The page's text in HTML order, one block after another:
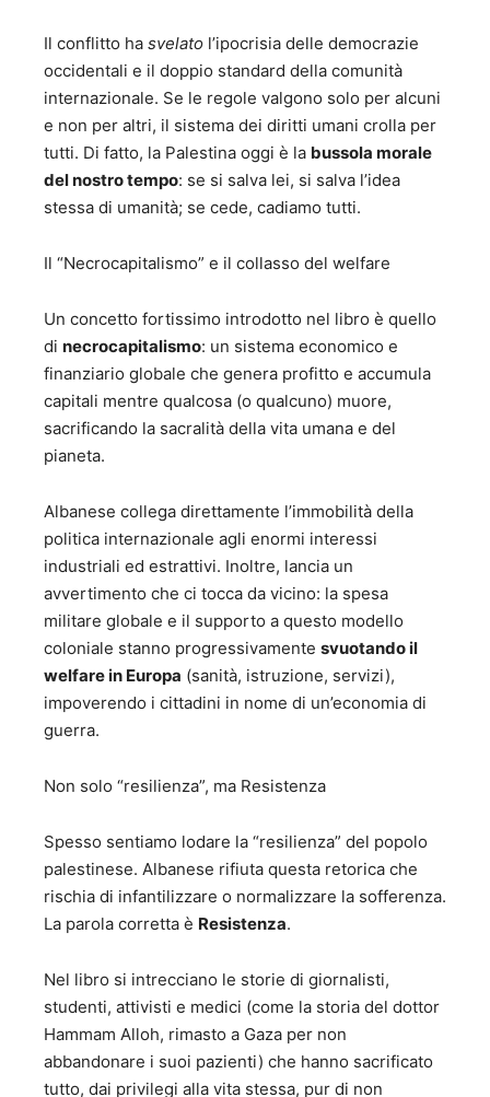
Il conflitto ha svelato l’ipocrisia delle democrazie
occidentali e il doppio standard della comunità
internazionale. Se le regole valgono solo per alcuni
e non per altri, il sistema dei diritti umani crolla per
tutti. Di fatto, la Palestina oggi è la bussola morale
del nostro tempo: se si salva lei, si salva l’idea
stessa di umanità; se cede, cadiamo tutti.
Il “Necrocapitalismo” e il collasso del welfare
Un concetto fortissimo introdotto nel libro è quello
di necrocapitalismo: un sistema economico e
finanziario globale che genera profitto e accumula
capitali mentre qualcosa (o qualcuno) muore,
sacrificando la sacralità della vita umana e del
pianeta.
Albanese collega direttamente l’immobilità della
politica internazionale agli enormi interessi
industriali ed estrattivi. Inoltre, lancia un
avvertimento che ci tocca da vicino: la spesa
militare globale e il supporto a questo modello
coloniale stanno progressivamente svuotando il
welfare in Europa (sanità, istruzione, servizi),
impoverendo i cittadini in nome di un’economia di
guerra.
Non solo “resilienza”, ma Resistenza
Spesso sentiamo lodare la “resilienza” del popolo
palestinese. Albanese rifiuta questa retorica che
rischia di infantilizzare o normalizzare la sofferenza.
La parola corretta è Resistenza.
Nel libro si intrecciano le storie di giornalisti,
studenti, attivisti e medici (come la storia del dottor
Hammam Alloh, rimasto a Gaza per non
abbandonare i suoi pazienti) che hanno sacrificato
tutto, dai privilegi alla vita stessa, pur di non